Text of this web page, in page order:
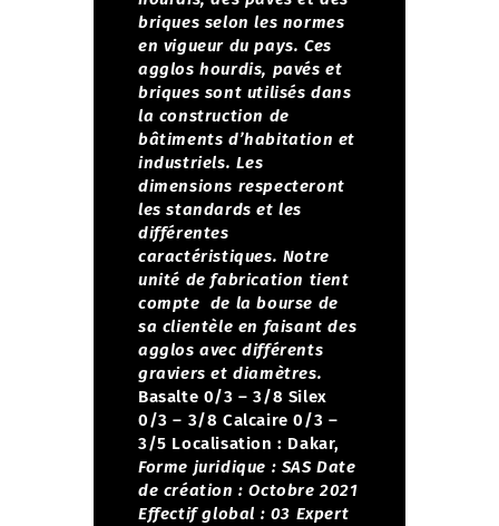
briques selon les normes
en vigueur du pays. Ces
agglos hourdis, pavés et
briques sont utilisés dans
la construction de
bâtiments d’habitation et
industriels. Les
dimensions respecteront
les standards et les
différentes
caractéristiques. Notre
unité de fabrication tient
compte de la bourse de
sa clientèle en faisant des
agglos avec différents
graviers et diamètres.
Basalte 0/3 – 3/8 Silex
0/3 – 3/8 Calcaire 0/3 –
3/5 Localisation : Dakar,
Forme juridique : SAS Date
de création : Octobre 2021
Effectif global : 03 Expert